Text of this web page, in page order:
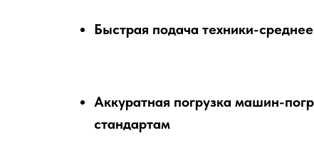
Быстрая подача техники-
Аккуратная погрузка машин-
стандартам